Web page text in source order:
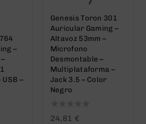
–
USB –
Genesis Toron 301
Auricular Gaming –
Altavoz 53mm –
Microfono
Desmontable –
Multiplataforma –
Jack 3.5 – Color
Negro
0
24,81 €